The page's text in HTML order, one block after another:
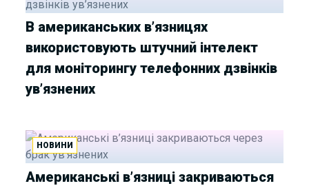
В американських в’язницях
використовують штучний інтелект
для моніторингу телефонних дзвінків
ув’язнених
НОВИНИ
Американські в’язниці закриваються